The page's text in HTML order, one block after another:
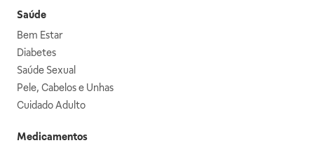
Saúde
Bem Estar
Diabetes
Saúde Sexual
Pele, Cabelos e Unhas
Cuidado Adulto
Medicamentos